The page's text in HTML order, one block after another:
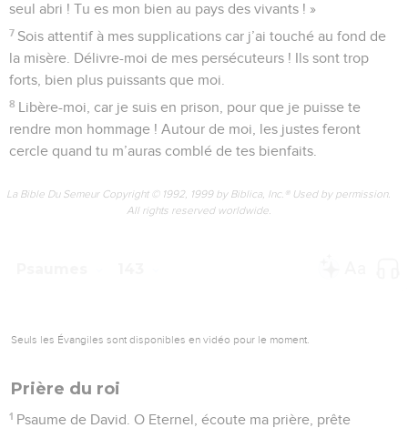
seul abri ! Tu es mon bien au pays des vivants ! »
7 Sois attentif à mes supplications car j’ai touché au fond de
la misère. Délivre-moi de mes persécuteurs ! Ils sont trop
forts, bien plus puissants que moi.
8 Libère-moi, car je suis en prison, pour que je puisse te
rendre mon hommage ! Autour de moi, les justes feront
cercle quand tu m’auras comblé de tes bienfaits.
La Bible Du Semeur Copyright © 1992, 1999 by Biblica, Inc.® Used by permission.
All rights reserved worldwide.
Seuls les Évangiles sont disponibles en vidéo pour le moment.
Prière du roi
1 Psaume de David. O Eternel, écoute ma prière, prête